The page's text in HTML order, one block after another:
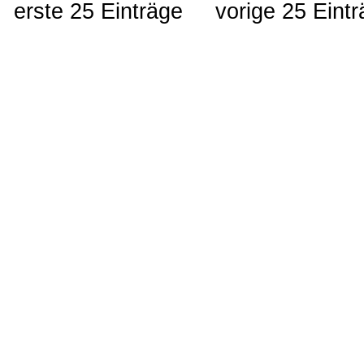
erste 25 Einträge vorige 25